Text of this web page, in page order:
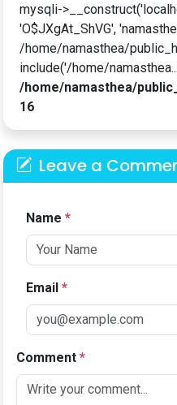
mysqli-
'O$JXgAt_ShVG',
/home/namasthea/
include('/home/
/home/namasthea/
16
Leave a
Name *
Email *
Comment *